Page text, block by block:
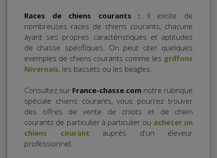
Races de chiens courants : Il existe de
nombreuses races de chiens courants, chacune
ayant ses propres caractéristiques et aptitudes
de chasse spécifiques. On peut citer quelques
exemples de chiens courants comme les griffons
Nivernais, les bassets ou les beagles.
Consultez sur France-chasse.com notre rubrique
spéciale chiens courants, vous pourrez trouver
des offres de vente de chiots et de chien
courants de particulier à particulier ou acheter un
chiens courant auprès d'un éleveur
professionnel.